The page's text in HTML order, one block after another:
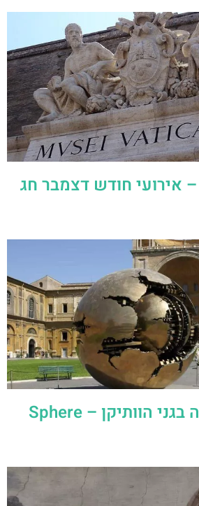
אירועי חודש דצמבר חג
כדור זהב הספרה בגני הוותיקן – Sphere